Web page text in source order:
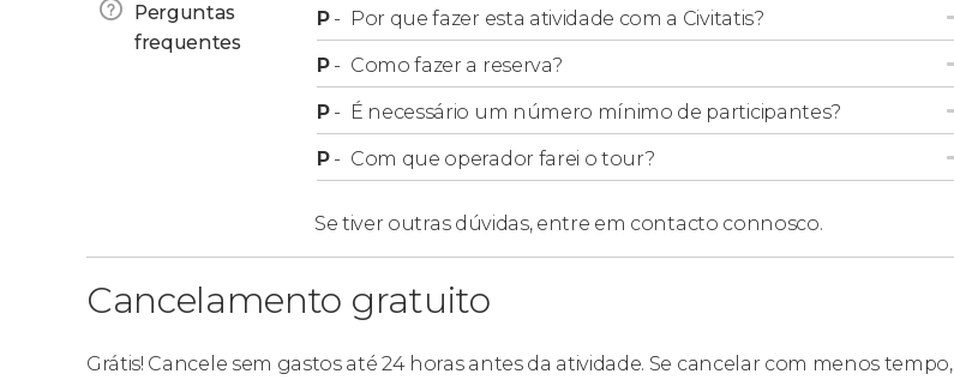
Perguntas
frequentes
P- Por que fazer esta atividade com a Civitatis?
P- Como fazer a reserva?
P- É necessário um número mínimo de participantes?
P- Com que operador farei o tour?
Se tiver outras dúvidas, entre em contacto connosco.
Cancelamento gratuito
Grátis! Cancele sem gastos até 24 horas antes da atividade. Se cancelar com menos tempo,